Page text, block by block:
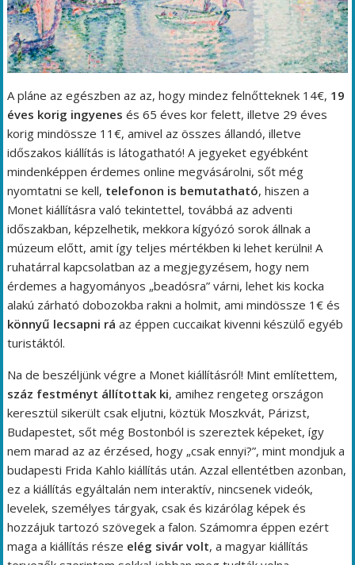
A pláne az egészben az az, hogy mindez felnőtteknek 14€, 19
éves korig ingyenes és 65 éves kor felett, illetve 29 éves
korig mindössze 11€, amivel az összes állandó, illetve
időszakos kiállítás is látogatható! A jegyeket egyébként
mindenképpen érdemes online megvásárolni, sőt még
nyomtatni se kell, telefonon is bemutatható, hiszen a
Monet kiállításra való tekintettel, továbbá az adventi
időszakban, képzelhetik, mekkora kígyózó sorok állnak a
múzeum előtt, amit így teljes mértékben ki lehet kerülni! A
ruhatárral kapcsolatban az a megjegyzésem, hogy nem
érdemes a hagyományos „beadósra” várni, lehet kis kocka
alakú zárható dobozokba rakni a holmit, ami mindössze 1€ és
könnyű lecsapni rá az éppen cuccaikat kivenni készülő egyéb
turistáktól.
Na de beszéljünk végre a Monet kiállításról! Mint említettem,
száz festményt állítottak ki, amihez rengeteg országon
keresztül sikerült csak eljutni, köztük Moszkvát, Párizst,
Budapestet, sőt még Bostonból is szereztek képeket, így
nem marad az az érzésed, hogy „csak ennyi?”, mint mondjuk a
budapesti Frida Kahlo kiállítás után. Azzal ellentétben azonban,
ez a kiállítás egyáltalán nem interaktív, nincsenek videók,
levelek, személyes tárgyak, csak és kizárólag képek és
hozzájuk tartozó szövegek a falon. Számomra éppen ezért
maga a kiállítás része elég sivár volt, a magyar kiállítás